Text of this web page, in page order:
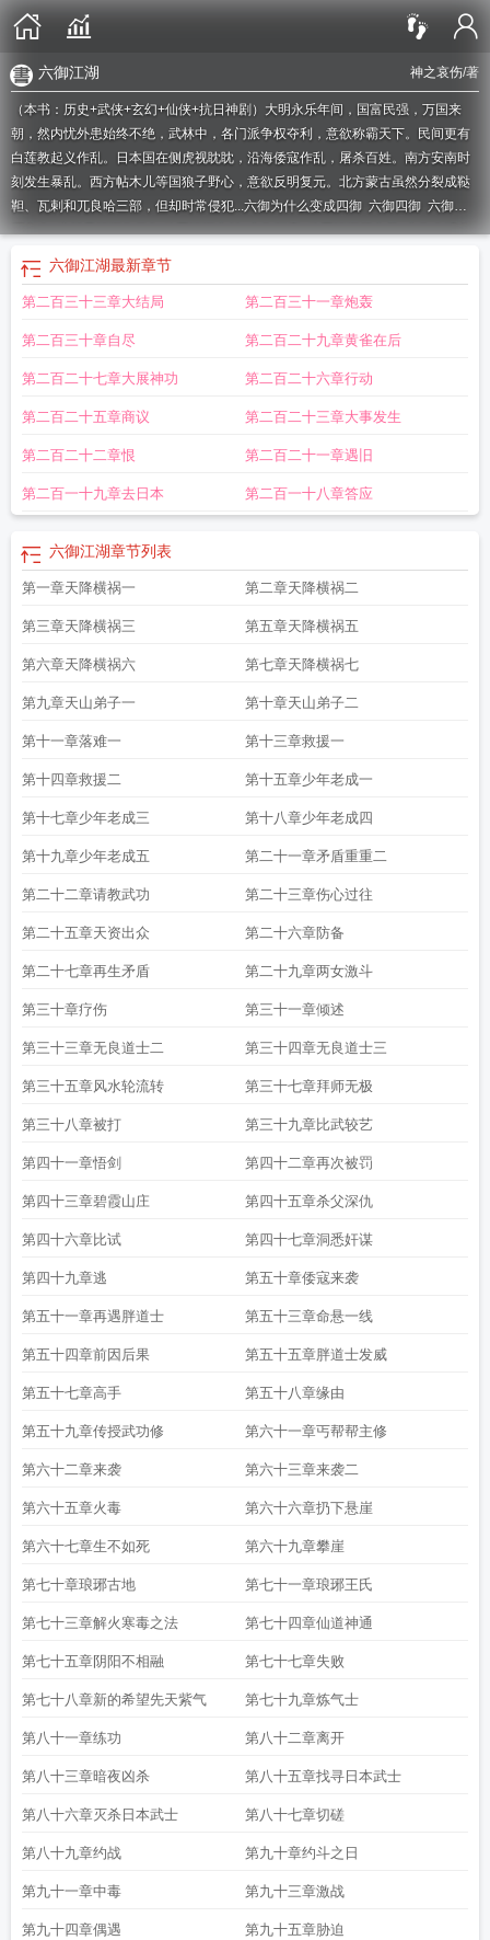
神之哀伤/著
六御江湖
（本书：历史+武侠+玄幻+仙侠+抗日神剧）大明永乐年间，国富民强，万国来
朝，然内忧外患始终不绝，武林中，各门派争权夺利，意欲称霸天下。民间更有
白莲教起义作乱。日本国在侧虎视眈眈，沿海倭寇作乱，屠杀百姓。南方安南时
刻发生暴乱。西方帖木儿等国狼子野心，意欲反明复元。北方蒙古虽然分裂成鞑
靼、瓦剌和兀良哈三部，但却时常侵犯...六御为什么变成四御 六御四御 六御是
哪六个这就是江湖御马3放置江湖六转六御职责放置江湖第六关六御有没有
六御分别掌管什么详细
湖六女侠
仙这就是江湖御马8血狱江湖 六御图片六御地位江湖悠悠第六关
御的御是什么意思 这就是江湖御敌 爆炒江湖 御前 六御江湖 神之哀伤
弟是谁这就是江湖御马9六御是哪六御江湖六兄弟六御是谁
湖之不良人第六季六御百度百科 六御怎么样六御江湖百度百科这就是江湖 御
马六御讲的是什么六御起点 江湖六凤免费阅读 六御好看吗
章六御指的是什么这就是江湖御马1 江湖御侠客神剑御江湖
六爆炒江湖御前御剑江湖攻略江湖不良人第六季放置江湖御龙这就是江湖破
御这就是江湖御马7六御的职责
御马4我来自江湖御气这就是江湖 破御六御都是谁六御的简介御江湖什么意
思权御江湖六御百科
六御江湖最新章节
第二百三十三章大结局 第二百三十一章炮轰
第二百三十章自尽 第二百二十九章黄雀在后
第二百二十七章大展神功 第二百二十六章行动
第二百二十五章商议 第二百二十三章大事发生
第二百二十二章恨 第二百二十一章遇旧
第二百一十九章去日本 第二百一十八章答应
六御江湖章节列表
第一章天降横祸一 第二章天降横祸二
第三章天降横祸三 第五章天降横祸五
第六章天降横祸六 第七章天降横祸七
第九章天山弟子一 第十章天山弟子二
第十一章落难一 第十三章救援一
第十四章救援二 第十五章少年老成一
第十七章少年老成三 第十八章少年老成四
第十九章少年老成五 第二十一章矛盾重重二
第二十二章请教武功 第二十三章伤心过往
第二十五章天资出众 第二十六章防备
第二十七章再生矛盾 第二十九章两女激斗
第三十章疗伤 第三十一章倾述
第三十三章无良道士二 第三十四章无良道士三
第三十五章风水轮流转 第三十七章拜师无极
第三十八章被打 第三十九章比武较艺
第四十一章悟剑 第四十二章再次被罚
第四十三章碧霞山庄 第四十五章杀父深仇
第四十六章比试 第四十七章洞悉奸谋
第四十九章逃 第五十章倭寇来袭
第五十一章再遇胖道士 第五十三章命悬一线
第五十四章前因后果 第五十五章胖道士发威
第五十七章高手 第五十八章缘由
第五十九章传授武功修 第六十一章丐帮帮主修
第六十二章来袭 第六十三章来袭二
第六十五章火毒 第六十六章扔下悬崖
第六十七章生不如死 第六十九章攀崖
第七十章琅琊古地 第七十一章琅琊王氏
第七十三章解火寒毒之法 第七十四章仙道神通
第七十五章阴阳不相融 第七十七章失败
第七十八章新的希望先天紫气 第七十九章炼气士
第八十一章练功 第八十二章离开
第八十三章暗夜凶杀 第八十五章找寻日本武士
第八十六章灭杀日本武士 第八十七章切磋
第八十九章约战 第九十章约斗之日
第九十一章中毒 第九十三章激战
第九十四章偶遇 第九十五章胁迫